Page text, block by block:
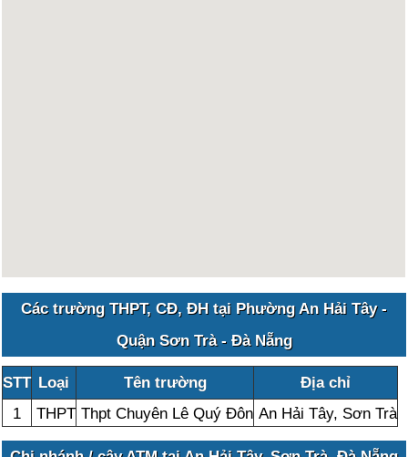
Các trường THPT, CĐ, ĐH tại Phường An Hải Tây -
Quận Sơn Trà - Đà Nẵng
STT Loại Tên trường
Địa chỉ
1
THPT Thpt Chuyên Lê Quý Đôn An Hải Tây, Sơn Trà